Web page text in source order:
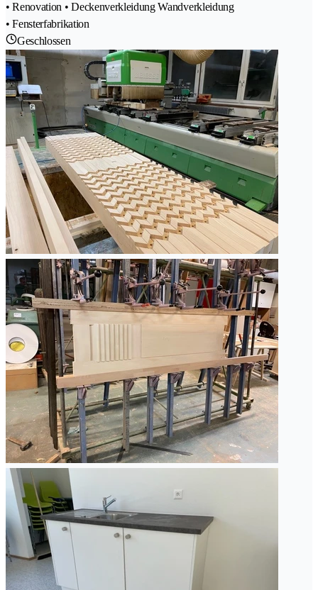
• Renovation • Deckenverkleidung Wandverkleidung
• Fensterfabrikation
Geschlossen